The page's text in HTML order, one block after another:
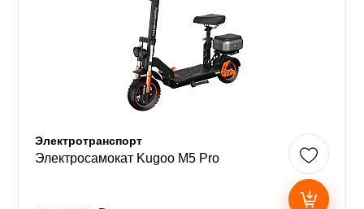
Электротранспорт
Электросамокат Kugoo M5 Pro